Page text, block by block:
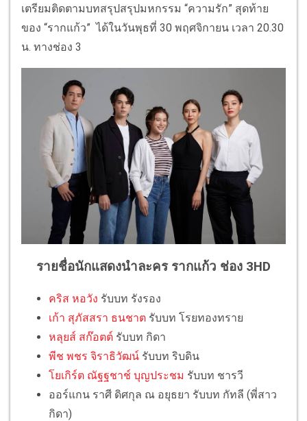
เตรียมติดตามบทสรุปสรุปมหกรรม “ความรัก” สุดท้าย
ของ “รากแก้ว” ได้ในวันพุธที่ 30 พฤศจิกายน เวลา 20.30
น. ทางช่อง 3
รายชื่อนักแสดงนำละคร รากแก้ว ช่อง 3HD
คริส หอวัง รับบท รังรอง
เก้า สุภัสสรา ธนชาต รับบท โรยทองทราย
หลุยส์ สก๊อตต์ รับบท กิดา
พีช พชร จิราธิวัฒน์ รับบท ริบดิน
โยเกิร์ต ณัฐฐชาช์ บุญประชม รับบท ชารวี
ออร์แกน ราศี ดิศกุล ณ อยุธยา รับบท กัทลี (พี่สาว
กิดา)